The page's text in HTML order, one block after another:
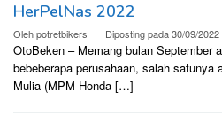
HerPelNas 2022
Olehpotretbikers Diposting pada30/09/2022
OtoBeken – Memang bulan September
bebeberapa perusahaan, salah satunya
Mulia (MPM Honda […]